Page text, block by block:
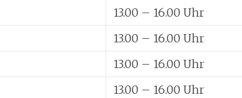
13.00 – 16.00 Uhr
13.00 – 16.00 Uhr
13.00 – 16.00 Uhr
13.00 – 16.00 Uhr